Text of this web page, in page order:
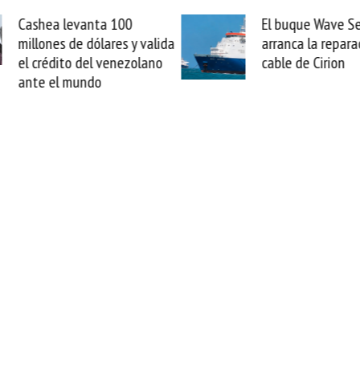
El buque Wave Sentinel
arranca la reparación del
cable de Cirion
Uber se lleva
sabemos todo lo
mejorar
esta movida